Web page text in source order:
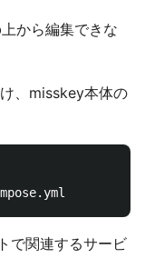
から編集できな
、misskey本体の
で関連するサービ